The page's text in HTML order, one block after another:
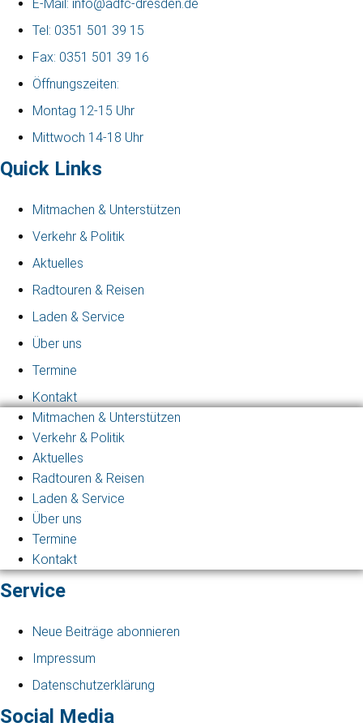
E-Mail: info@adfc-dresden.de
Tel: 0351 501 39 15
Fax: 0351 501 39 16
Öffnungszeiten:
Montag 12-15 Uhr
Mittwoch 14-18 Uhr
Quick Links
Mitmachen & Unterstützen
Verkehr & Politik
Aktuelles
Radtouren & Reisen
Laden & Service
Über uns
Termine
Kontakt
Mitmachen & Unterstützen
Verkehr & Politik
Aktuelles
Radtouren & Reisen
Laden & Service
Über uns
Termine
Kontakt
Service
Neue Beiträge abonnieren
Impressum
Datenschutzerklärung
Social Media